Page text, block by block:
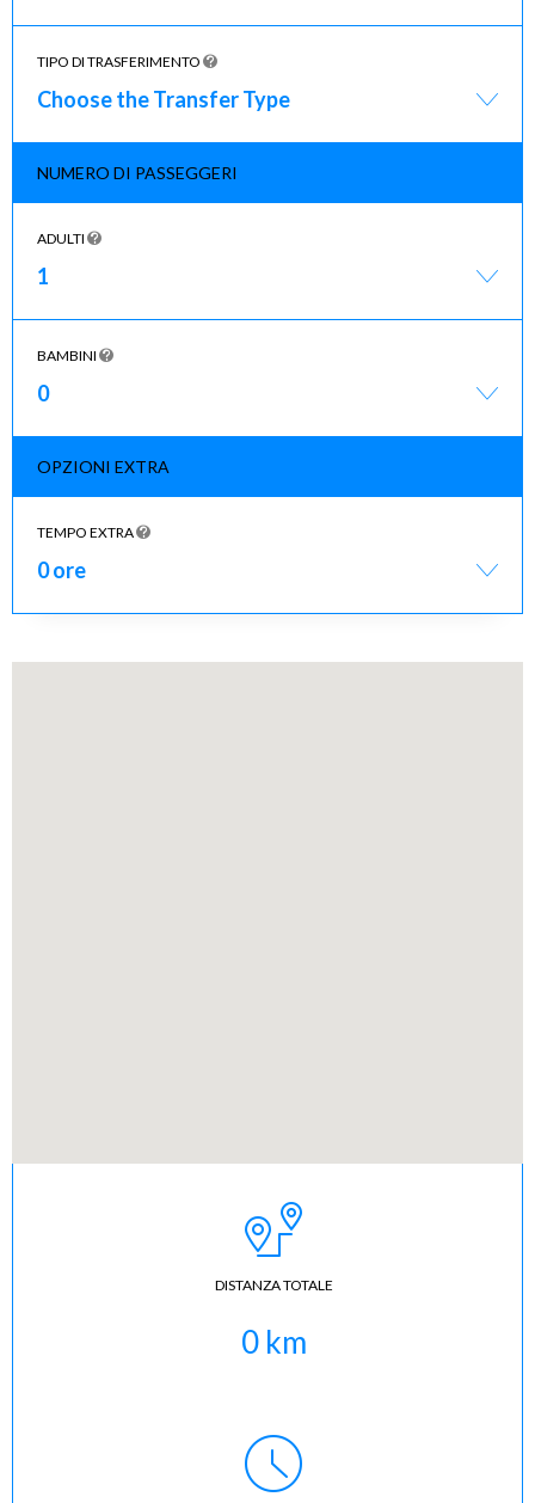
TIPO DI TRASFERIMENTO
Choose the Transfer Type
NUMERO DI PASSEGGERI
ADULTI
1
BAMBINI
0
OPZIONI EXTRA
TEMPO EXTRA
0 ore
DISTANZA TOTALE
0 km